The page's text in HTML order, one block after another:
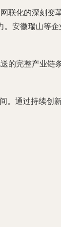
联化的深刻变
安徽瑞山等企
的完整产业链
。通过持续创